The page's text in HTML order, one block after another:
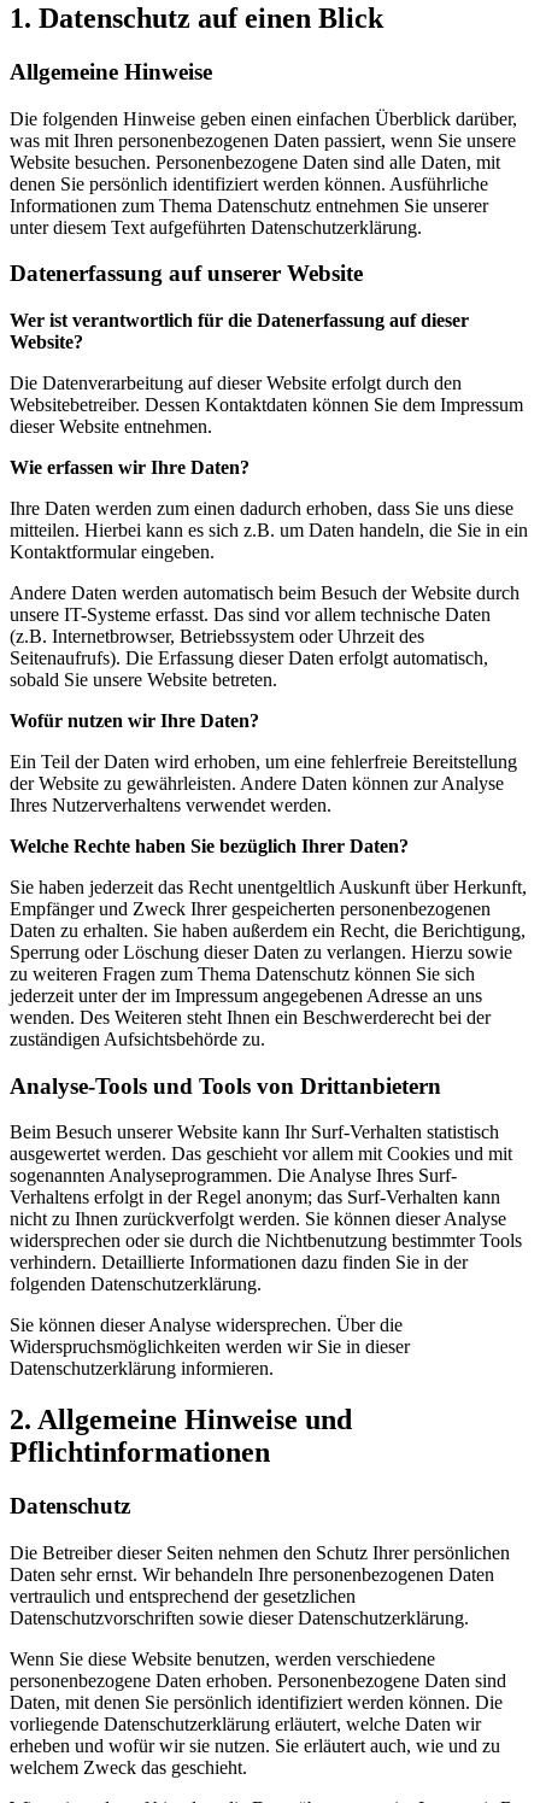
1. Datenschutz auf einen Blick
Allgemeine Hinweise
Die folgenden Hinweise geben einen einfachen Überblick darüber,
was mit Ihren personenbezogenen Daten passiert, wenn Sie unsere
Website besuchen. Personenbezogene Daten sind alle Daten, mit
denen Sie persönlich identifiziert werden können. Ausführliche
Informationen zum Thema Datenschutz entnehmen Sie unserer
unter diesem Text aufgeführten Datenschutzerklärung.
Datenerfassung auf unserer Website
Wer ist verantwortlich für die Datenerfassung auf dieser
Website?
Die Datenverarbeitung auf dieser Website erfolgt durch den
Websitebetreiber. Dessen Kontaktdaten können Sie dem Impressum
dieser Website entnehmen.
Wie erfassen wir Ihre Daten?
Ihre Daten werden zum einen dadurch erhoben, dass Sie uns diese
mitteilen. Hierbei kann es sich z.B. um Daten handeln, die Sie in ein
Kontaktformular eingeben.
Andere Daten werden automatisch beim Besuch der Website durch
unsere IT-Systeme erfasst. Das sind vor allem technische Daten
(z.B. Internetbrowser, Betriebssystem oder Uhrzeit des
Seitenaufrufs). Die Erfassung dieser Daten erfolgt automatisch,
sobald Sie unsere Website betreten.
Wofür nutzen wir Ihre Daten?
Ein Teil der Daten wird erhoben, um eine fehlerfreie Bereitstellung
der Website zu gewährleisten. Andere Daten können zur Analyse
Ihres Nutzerverhaltens verwendet werden.
Welche Rechte haben Sie bezüglich Ihrer Daten?
Sie haben jederzeit das Recht unentgeltlich Auskunft über Herkunft,
Empfänger und Zweck Ihrer gespeicherten personenbezogenen
Daten zu erhalten. Sie haben außerdem ein Recht, die Berichtigung,
Sperrung oder Löschung dieser Daten zu verlangen. Hierzu sowie
zu weiteren Fragen zum Thema Datenschutz können Sie sich
jederzeit unter der im Impressum angegebenen Adresse an uns
wenden. Des Weiteren steht Ihnen ein Beschwerderecht bei der
zuständigen Aufsichtsbehörde zu.
Analyse-Tools und Tools von Drittanbietern
Beim Besuch unserer Website kann Ihr Surf-Verhalten statistisch
ausgewertet werden. Das geschieht vor allem mit Cookies und mit
sogenannten Analyseprogrammen. Die Analyse Ihres Surf-
Verhaltens erfolgt in der Regel anonym; das Surf-Verhalten kann
nicht zu Ihnen zurückverfolgt werden. Sie können dieser Analyse
widersprechen oder sie durch die Nichtbenutzung bestimmter Tools
verhindern. Detaillierte Informationen dazu finden Sie in der
folgenden Datenschutzerklärung.
Sie können dieser Analyse widersprechen. Über die
Widerspruchsmöglichkeiten werden wir Sie in dieser
Datenschutzerklärung informieren.
2. Allgemeine Hinweise und
Pflichtinformationen
Datenschutz
Die Betreiber dieser Seiten nehmen den Schutz Ihrer persönlichen
Daten sehr ernst. Wir behandeln Ihre personenbezogenen Daten
vertraulich und entsprechend der gesetzlichen
Datenschutzvorschriften sowie dieser Datenschutzerklärung.
Wenn Sie diese Website benutzen, werden verschiedene
personenbezogene Daten erhoben. Personenbezogene Daten sind
Daten, mit denen Sie persönlich identifiziert werden können. Die
vorliegende Datenschutzerklärung erläutert, welche Daten wir
erheben und wofür wir sie nutzen. Sie erläutert auch, wie und zu
welchem Zweck das geschieht.